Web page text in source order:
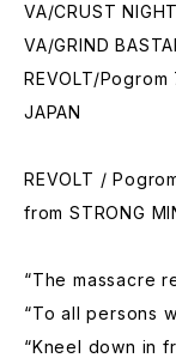
VA/CRUST
VA/GRIND
REVOLT/Pogrom
JAPAN
REVOLT /
from STRONG
“The massacre
“To all persons
“Kneel down in